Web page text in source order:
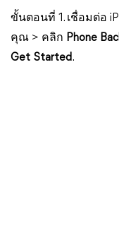
ขั้นตอนที่ 1. เชื่อมต่อ
คุณ > คลิก Phone
Get Started.